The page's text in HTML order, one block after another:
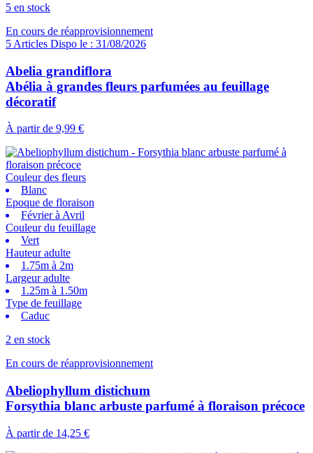
5 en stock
En cours de réapprovisionnement
5 Articles Dispo le : 31/08/2026
Abelia grandiflora
Abélia à grandes fleurs parfumées au feuillage
décoratif
À partir de 9,99 €
Couleur des fleurs
Blanc
Epoque de floraison
Février à Avril
Couleur du feuillage
Vert
Hauteur adulte
1.75m à 2m
Largeur adulte
1.25m à 1.50m
Type de feuillage
Caduc
2 en stock
En cours de réapprovisionnement
Abeliophyllum distichum
Forsythia blanc arbuste parfumé à floraison précoce
À partir de 14,25 €